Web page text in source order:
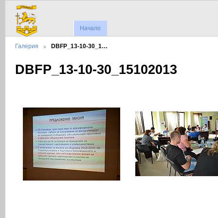
Начало
Галерия DBFP_13-10-30_1…
DBFP_13-10-30_15102013